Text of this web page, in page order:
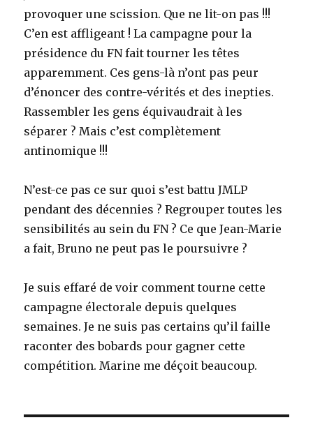
provoquer une scission. Que ne lit-on pas !!!
C’en est affligeant ! La campagne pour la
présidence du FN fait tourner les têtes
apparemment. Ces gens-là n’ont pas peur
d’énoncer des contre-vérités et des inepties.
Rassembler les gens équivaudrait à les
séparer ? Mais c’est complètement
antinomique !!!
N’est-ce pas ce sur quoi s’est battu JMLP
pendant des décennies ? Regrouper toutes les
sensibilités au sein du FN ? Ce que Jean-Marie
a fait, Bruno ne peut pas le poursuivre ?
Je suis effaré de voir comment tourne cette
campagne électorale depuis quelques
semaines. Je ne suis pas certains qu’il faille
raconter des bobards pour gagner cette
compétition. Marine me déçoit beaucoup.